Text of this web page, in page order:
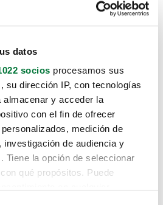
datos
socios procesamos sus
su dirección IP, con tecnologías
y acceder la
con el fin de ofrecer
medición de
investigación de audiencia y
Tiene la opción de seleccionar
qué propósitos. Puede
sabemos como
hasta aquí.
el coche que estás
de estos enlaces: